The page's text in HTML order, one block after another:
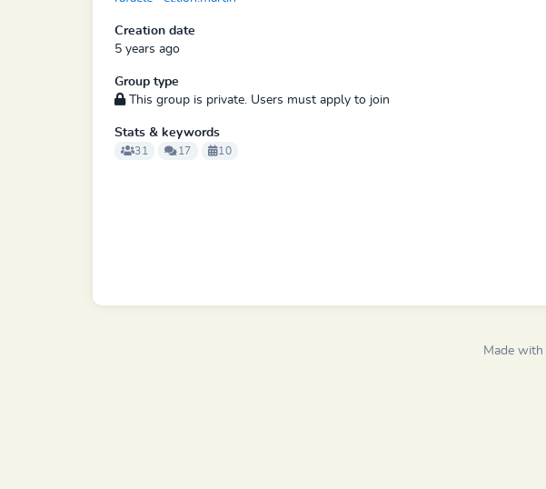
Creation date
5 years ago
Group type
This group is private. Users must apply to join
Stats & keywords
31 17 10
Made with